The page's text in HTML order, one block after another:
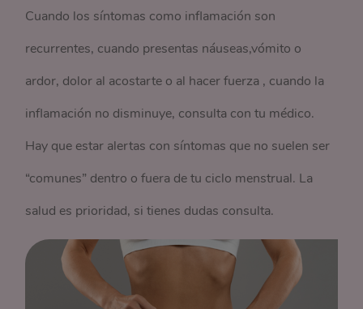
Cuando los síntomas como inflamación son
recurrentes, cuando presentas náuseas,vómito o
ardor, dolor al acostarte o al hacer fuerza , cuando la
inflamación no disminuye, consulta con tu médico.
Hay que estar alertas con síntomas que no suelen ser
“comunes” dentro o fuera de tu ciclo menstrual. La
salud es prioridad, si tienes dudas consulta.